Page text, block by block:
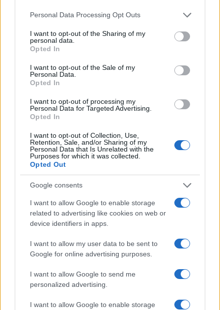
Please note that this website/app uses one or more Google
not limited to your visit or usage behaviour. You may click to
grant or deny consent to Google and its third-party tags to
use your data for below specified purposes in below Google
consent section.
Personal Data Processing Opt Outs
I want to opt-out of the Sharing of my
personal data.
Opted In
I want to opt-out of the Sale of my
Personal Data.
Opted In
I want to opt-out of processing my
Personal Data for Targeted Advertising.
Opted In
I want to opt-out of Collection, Use,
Retention, Sale, and/or Sharing of my
Personal Data that Is Unrelated with the
Purposes for which it was collected.
Opted Out
Google consents
I want to allow Google to enable storage
related to advertising like cookies on web or
device identifiers in apps.
I want to allow my user data to be sent to
Google for online advertising purposes.
I want to allow Google to send me
personalized advertising.
I want to allow Google to enable storage
szélesebb körben ismertté, annak révén, hogy
erőteljesen kiállt az országba érkező
menedékkérők befogadása mellett, és élesen
bírálta a menedékkérők előli elzárkózást
pártolókat. Állásfoglalása heves bírálatokat
váltott ki, halálos fenyegetéseket is kapott.
Walter Lübcke a Kereszténydemokrata Unió
(CDU) politikusa volt, 2009 óta irányította a
területi államigazgatási hivatalt
(Regierungspräsidium, a tartományi kormány
és az adott terület önkormányzatai közötti
összekötő szerv, vezetője politikai
kinevezett), előtte tíz évig képviselő volt a
hesseni tartományi gyűlés (Landtag) CDU-
frakciójában.